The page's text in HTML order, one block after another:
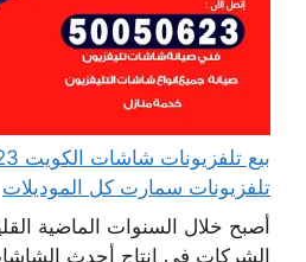
تلفزيونات سمارت كل الموديلات
أصبح خلال السنوات الماضية
الشركات في انتاج أحدث